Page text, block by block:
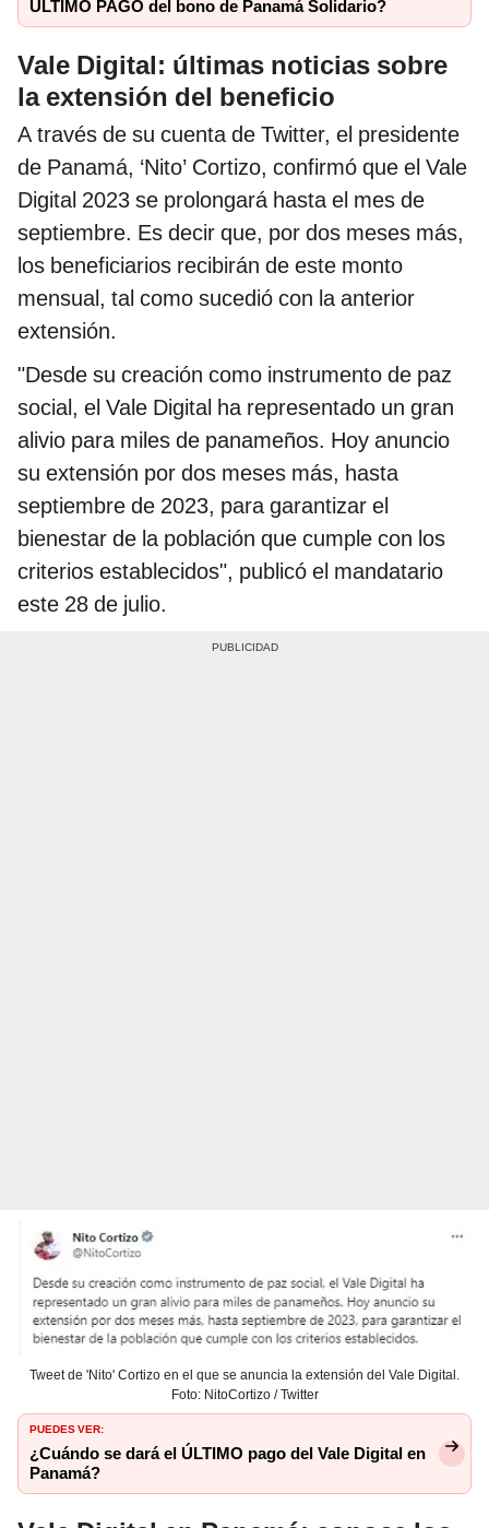
ÚLTIMO PAGO del bono de Panamá Solidario?
Vale Digital: últimas noticias sobre
la extensión del beneficio
A través de su cuenta de Twitter, el presidente
de Panamá, ‘Nito’ Cortizo, confirmó que el Vale
Digital 2023 se prolongará hasta el mes de
septiembre. Es decir que, por dos meses más,
los beneficiarios recibirán de este monto
mensual, tal como sucedió con la anterior
extensión.
"Desde su creación como instrumento de paz
social, el Vale Digital ha representado un gran
alivio para miles de panameños. Hoy anuncio
su extensión por dos meses más, hasta
septiembre de 2023, para garantizar el
bienestar de la población que cumple con los
criterios establecidos", publicó el mandatario
este 28 de julio.
Tweet de 'Nito' Cortizo en el que se anuncia la extensión del Vale Digital.
Foto: NitoCortizo / Twitter
PUEDES VER:
¿Cuándo se dará el ÚLTIMO pago del Vale Digital en
Panamá?